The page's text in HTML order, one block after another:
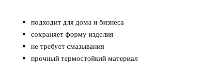
подходит для дома и бизнеса
сохраняет форму изделия
не требует смазывания
прочный термостойкий материал